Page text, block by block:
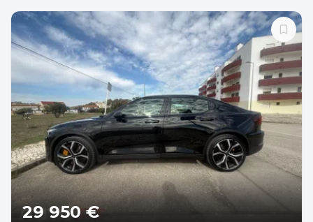
29 950 €